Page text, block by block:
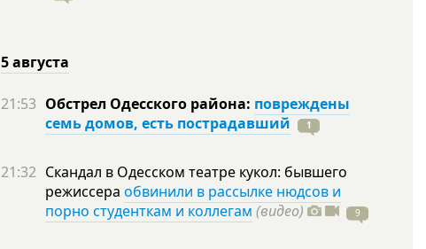
5 августа
21:53 Обстрел Одесского района: повреждены
семь домов, есть пострадавший
1
21:32 Скандал в Одесском театре кукол: бывшего
режиссера обвинили в рассылке нюдсов и
порно студенткам и коллегам (видео) 9